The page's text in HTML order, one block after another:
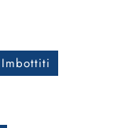
Imbottiti